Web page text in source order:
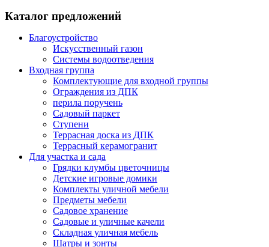
Каталог предложений
Благоустройство
Искусственный газон
Системы водоотведения
Входная группа
Комплектующие для входной группы
Ограждения из ДПК
перила поручень
Садовый паркет
Ступени
Террасная доска из ДПК
Террасный керамогранит
Для участка и сада
Грядки клумбы цветочницы
Детские игровые домики
Комплекты уличной мебели
Предметы мебели
Садовое хранение
Садовые и уличные качели
Складная уличная мебель
Шатры и зонты